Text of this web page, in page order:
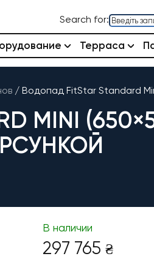
Search for:
Терраса
/ Водопад FitStar Standard
MINI
В наличии
297 765 ₴